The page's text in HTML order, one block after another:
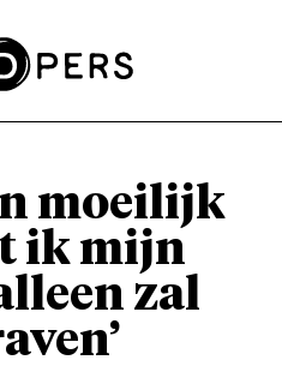
moeilijk
ik mijn
zal